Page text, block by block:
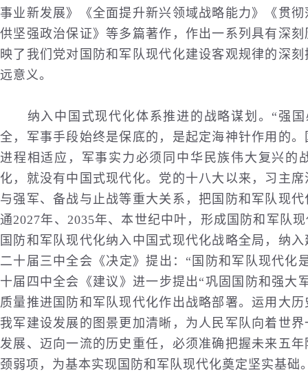
事业新发展》《全面提升新兴领域战略能力》《贯
供坚强政治保证》等多篇著作，作出一系列具有深
映了我们党对国防和军队现代化建设客观规律的深
远意义。
纳入中国式现代化体系推进的战略谋划。“强国
全，军事手段始终是保底的，是起定海神针作用的
进程相适应，军事实力必须同中华民族伟大复兴的
化，就没有中国式现代化。党的十八大以来，习主
与强军、备战与止战等重大关系，把国防和军队现
通2027年、2035年、本世纪中叶，形成国防和军队
国防和军队现代化纳入中国式现代化战略全局，纳
二十届三中全会《决定》提出：“国防和军队现代化
十届四中全会《建议》进一步提出“巩固国防和强大
质量推进国防和军队现代化作出战略部署。运用大
我军建设发展的图景更加清晰，为人民军队向着世
发展、迈向一流的历史重任，必须准确把握未来五
颈弱项，为基本实现国防和军队现代化奠定坚实基础